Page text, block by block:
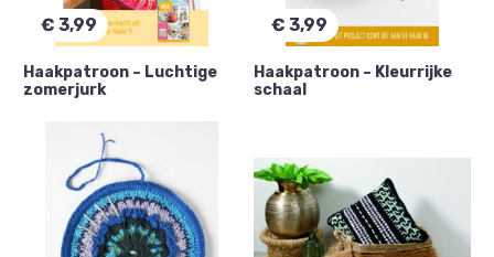
€ 3,99
Haakpatroon – Luchtige
zomerjurk
€ 3,99
Haakpatroon – Kleurrijke
schaal